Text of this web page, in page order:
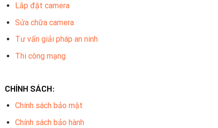
Lắp đặt camera
Sửa chữa camera
Tư vấn giải pháp an ninh
Thi công mạng
CHÍNH SÁCH:
Chính sách bảo mật
Chính sách bảo hành